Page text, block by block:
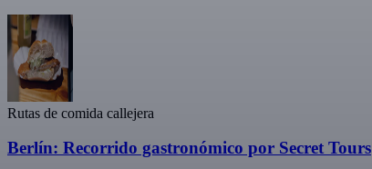
Rutas de comida callejera
Berlín: Recorrido gastronómico por Secret Tours